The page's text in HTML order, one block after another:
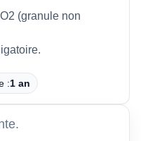
(granule non
:1 an